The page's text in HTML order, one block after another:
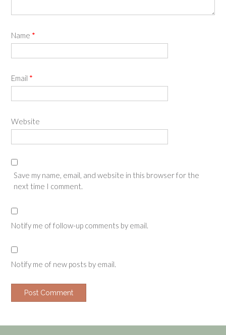
Name *
Email *
Website
Save my name, email, and website in this browser for the
next time I comment.
Notify me of follow-up comments by email.
Notify me of new posts by email.